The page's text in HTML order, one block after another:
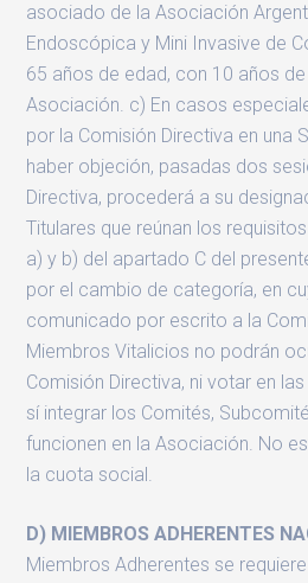
asociado de la Asociación
Endoscópica y Mini Invasive de
65 años de edad, con 10 años
Asociación. c) En casos
por la Comisión Directiva en una
haber objeción, pasadas dos
Directiva, procederá a su
Titulares que reúnan los
a) y b) del apartado C del
por el cambio de categoría, en
comunicado por escrito a la
Miembros Vitalicios no podrán
Comisión Directiva, ni votar en
sí integrar los Comités,
funcionen en la Asociación. No
la cuota social.
D) MIEMBROS ADHERENTES
Miembros Adherentes se